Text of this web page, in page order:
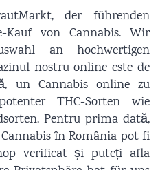
der führenden
Kauf von Cannabis. Wir
an hochwertigen
nostru online este de
un Cannabis online zu
THC-Sorten wie
Pentru prima dată,
în România pot fi
verificat și puteți afla